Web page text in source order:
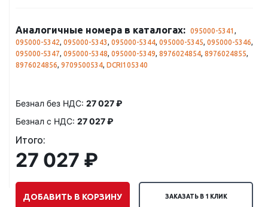
Аналогичные номера в каталогах: 095000-5341 ,
095000-5342, 095000-5343, 095000-5344, 095000-5345, 095000-5346,
095000-5347, 095000-5348, 095000-5349, 8976024854, 8976024855,
8976024856, 9709500534, DCRI105340
Безнал без НДС: 27 027 ₽
Безнал с НДС: 27 027 ₽
Итого:
27 027 ₽
ДОБАВИТЬ В КОРЗИНУ ЗАКАЗАТЬ В 1 КЛИК